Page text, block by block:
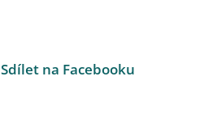
Sdílet na Facebooku